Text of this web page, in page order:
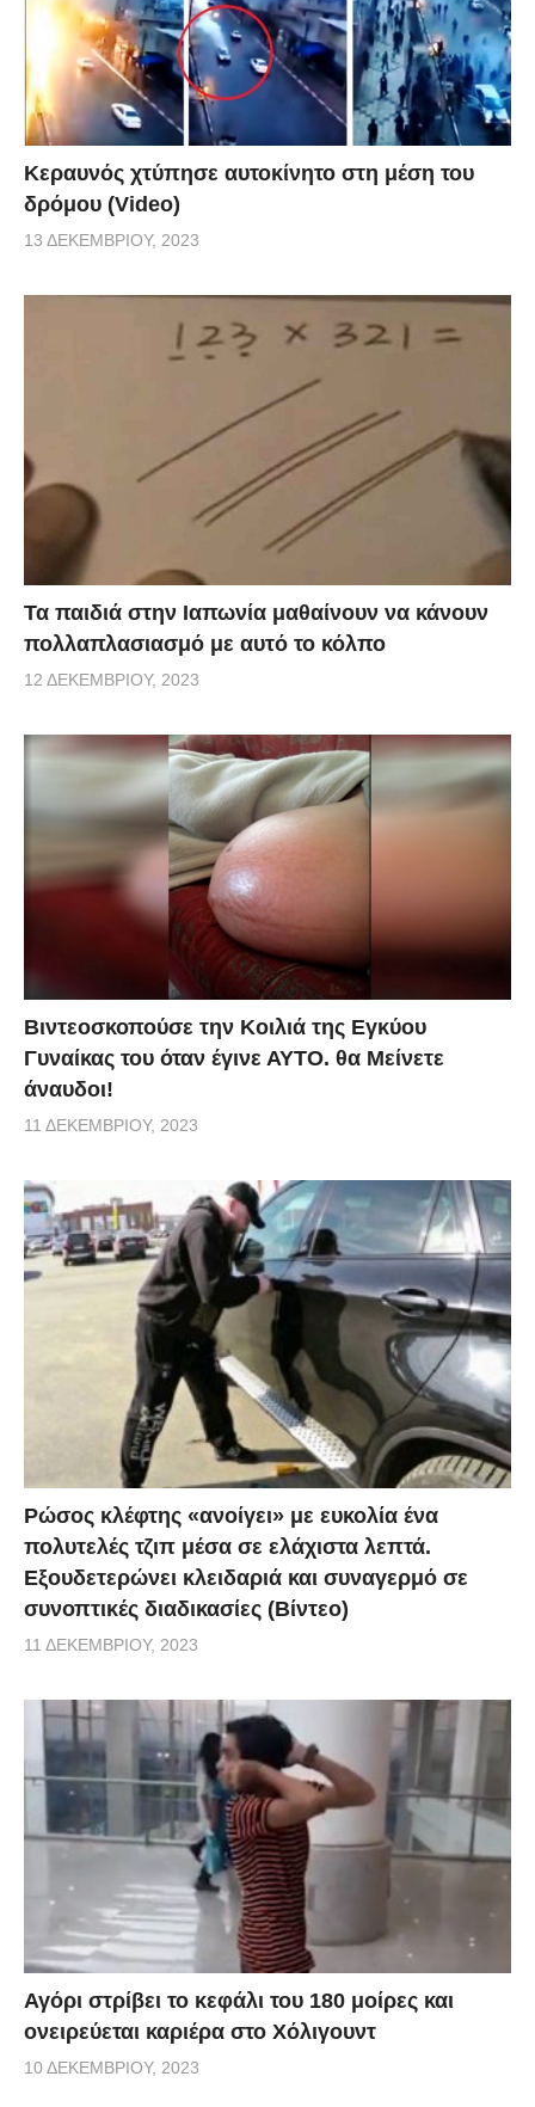
Κεραυνός χτύπησε αυτοκίνητο στη μέση του
δρόμου (Video)
13 ΔΕΚΕΜΒΡΊΟΥ, 2023
Τα παιδιά στην Ιαπωνία μαθαίνουν να κάνουν
πολλαπλασιασμό με αυτό το κόλπο
12 ΔΕΚΕΜΒΡΊΟΥ, 2023
Βιντεοσκοπούσε την Κοιλιά της Εγκύου
Γυναίκας του όταν έγινε ΑΥΤΟ. θα Μείνετε
άναυδοι!
11 ΔΕΚΕΜΒΡΊΟΥ, 2023
Ρώσος κλέφτης «ανοίγει» με ευκολία ένα
πολυτελές τζιπ μέσα σε ελάχιστα λεπτά.
Εξουδετερώνει κλειδαριά και συναγερμό σε
συνοπτικές διαδικασίες (Βίντεο)
11 ΔΕΚΕΜΒΡΊΟΥ, 2023
Αγόρι στρίβει το κεφάλι του 180 μοίρες και
ονειρεύεται καριέρα στο Χόλιγουντ
10 ΔΕΚΕΜΒΡΊΟΥ, 2023